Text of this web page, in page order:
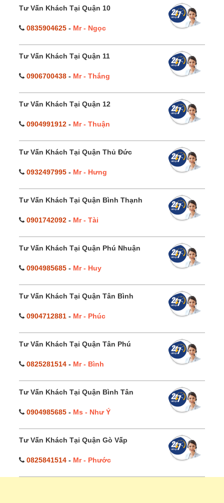
Tư Vấn Khách Tại Quận 10
0835904625 - Mr - Ngọc
Tư Vấn Khách Tại Quận 11
0906700438 - Mr - Thắng
Tư Vấn Khách Tại Quận 12
0904991912 - Mr - Thuận
Tư Vấn Khách Tại Quận Thủ Đức
0932497995 - Mr - Hưng
Tư Vấn Khách Tại Quận Bình Thạnh
0901742092 - Mr - Tài
Tư Vấn Khách Tại Quận Phú Nhuận
0904985685 - Mr - Huy
Tư Vấn Khách Tại Quận Tân Bình
0904712881 - Mr - Phúc
Tư Vấn Khách Tại Quận Tân Phú
0825281514 - Mr - Bình
Tư Vấn Khách Tại Quận Bình Tân
0904985685 - Ms - Như Ý
Tư Vấn Khách Tại Quận Gò Vấp
0825841514 - Mr - Phước